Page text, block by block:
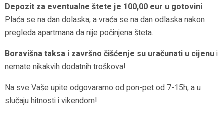
Depozit za eventualne štete je 100,00 eur u gotovini.
Plaća se na dan dolaska, a vraća se na dan odlaska nakon
pregleda apartmana da nije počinjena šteta.
Boravišna taksa i završno čišćenje su uračunati u cijenui
nemate nikakvih dodatnih troškova!
Na sve Vaše upite odgovaramo od pon-pet od 7-15h, a u
slučaju hitnosti i vikendom!